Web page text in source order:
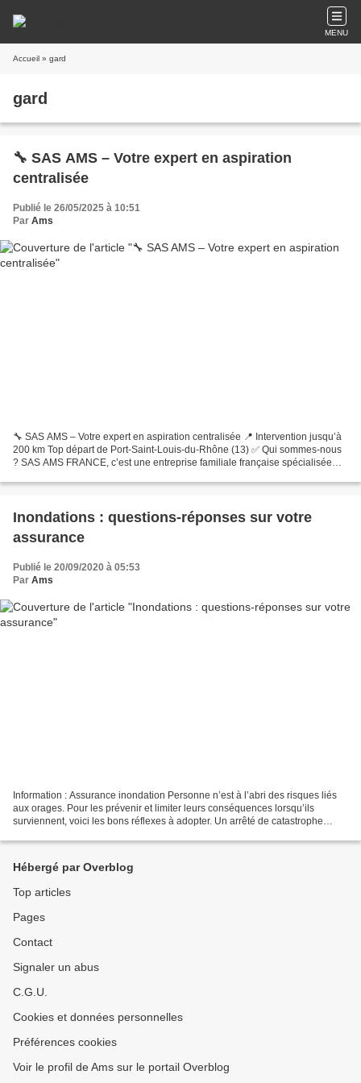
MENU
Accueil » gard
gard
🔧 SAS AMS – Votre expert en aspiration
centralisée
Publié le 26/05/2025 à 10:51
Par Ams
🔧 SAS AMS – Votre expert en aspiration centralisée 📍 Intervention jusqu’à
200 km Top départ de Port-Saint-Louis-du-Rhône (13) ✅ Qui sommes-nous
? SAS AMS FRANCE, c’est une entreprise familiale française spécialisée
Inondations : questions-réponses sur votre
assurance
Publié le 20/09/2020 à 05:53
Par Ams
Information : Assurance inondation Personne n’est à l’abri des risques liés
aux orages. Pour les prévenir et limiter leurs conséquences lorsqu’ils
surviennent, voici les bons réflexes à adopter. Un arrêté de catastrophe
Hébergé par Overblog
Top articles
Pages
Contact
Signaler un abus
C.G.U.
Cookies et données personnelles
Préférences cookies
Voir le profil de Ams sur le portail Overblog